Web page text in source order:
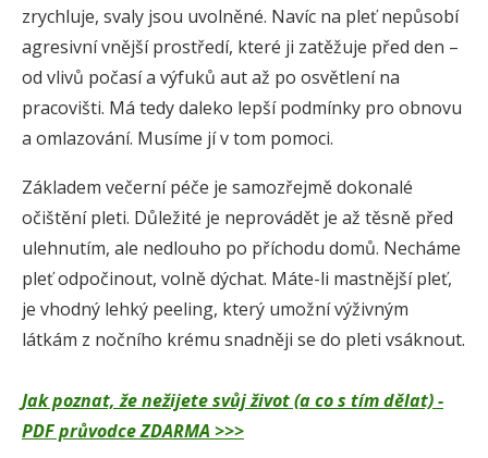
zrychluje, svaly jsou uvolněné. Navíc na pleť nepůsobí
agresivní vnější prostředí, které ji zatěžuje před den –
od vlivů počasí a výfuků aut až po osvětlení na
pracovišti. Má tedy daleko lepší podmínky pro obnovu
a omlazování. Musíme jí v tom pomoci.
Základem večerní péče je samozřejmě dokonalé
očištění pleti. Důležité je neprovádět je až těsně před
ulehnutím, ale nedlouho po příchodu domů. Necháme
pleť odpočinout, volně dýchat. Máte-li mastnější pleť,
je vhodný lehký peeling, který umožní výživným
látkám z nočního krému snadněji se do pleti vsáknout.
Jak poznat, že nežijete svůj život (a co s tím dělat) -
PDF průvodce ZDARMA >>>